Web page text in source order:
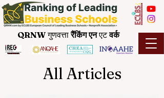
QRNWगुणवत्तारैंकिंग एनएटवर्क
All Articles